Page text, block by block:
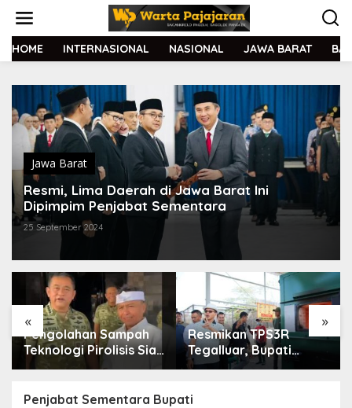
t
HOME INTERNASIONAL NASIONAL JAWA BARAT
Jawa Barat
Resmi, Lima Daerah di Jawa Barat Ini
Dipimpim Penjabat Sementara
25 September 2024
« »
Pengolahan Sampah
Teknologi Pirolisis Siap
Barat
Resmikan TPS3R
Tegalluar, Bupati
Bandung: Sampah
Pemerintah
Penjabat Sementara Bupati